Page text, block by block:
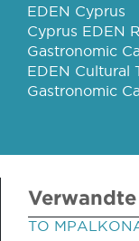
EDEN Cyprus
Cyprus EDEN
Gastronomic
EDEN Cultural
Gastronomic
TO